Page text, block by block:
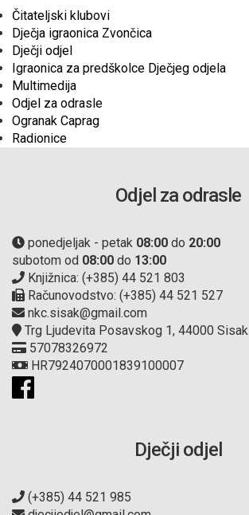
Čitateljski klubovi
Dječja igraonica Zvončica
Dječji odjel
Igraonica za predškolce Dječjeg odjela
Multimedija
Odjel za odrasle
Ogranak Caprag
Radionice
Odjel za odrasle
ponedjeljak - petak 08:00 do 20:00
subotom od 08:00 do 13:00
Knjižnica: (+385) 44 521 803
Računovodstvo: (+385) 44 521 527
nkc.sisak@gmail.com
Trg Ljudevita Posavskog 1, 44000 Sisak
57078326972
HR7924070001839100007
Dječji odjel
(+385) 44 521 985